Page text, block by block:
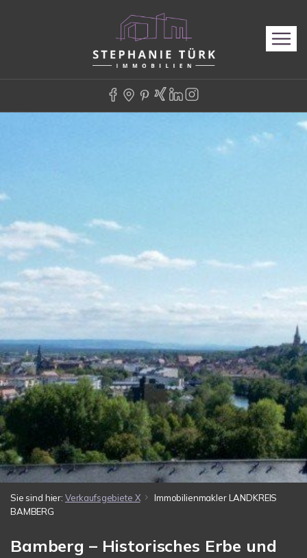
Sie sind hier: Verkaufsgebiete X
Immobilienmakler LANDKREIS
BAMBERG
Bamberg – Historisches Erbe und